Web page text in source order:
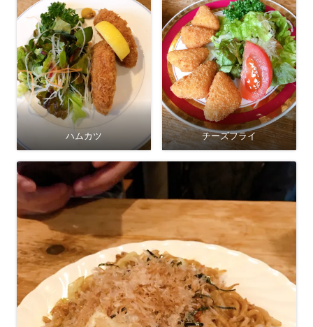
ハムカツ チーズフライ